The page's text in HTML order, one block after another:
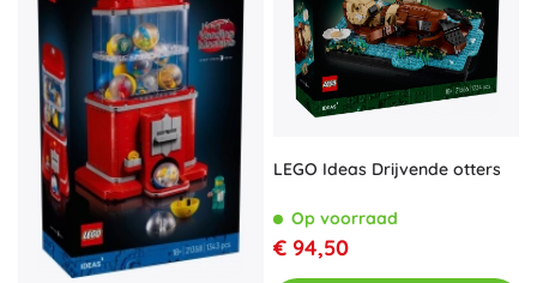
LEGO Ideas Drijvende otters
Op voorraad
€ 94,50